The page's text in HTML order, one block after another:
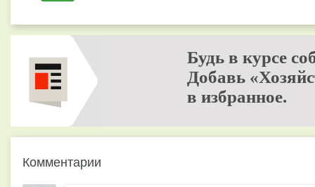
Будь в курсе
Добавь
в избранное.
Комментарии